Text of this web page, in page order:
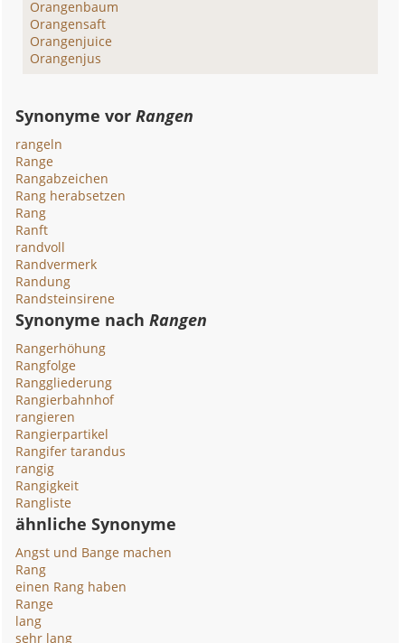
Orangenbaum
Orangensaft
Orangenjuice
Orangenjus
Synonyme vorRangen
rangeln
Range
Rangabzeichen
Rang herabsetzen
Rang
Ranft
randvoll
Randvermerk
Randung
Randsteinsirene
Synonyme nachRangen
Rangerhöhung
Rangfolge
Ranggliederung
Rangierbahnhof
rangieren
Rangierpartikel
Rangifer tarandus
rangig
Rangigkeit
Rangliste
ähnliche Synonyme
Angst und Bange machen
Rang
einen Rang haben
Range
lang
sehr lang